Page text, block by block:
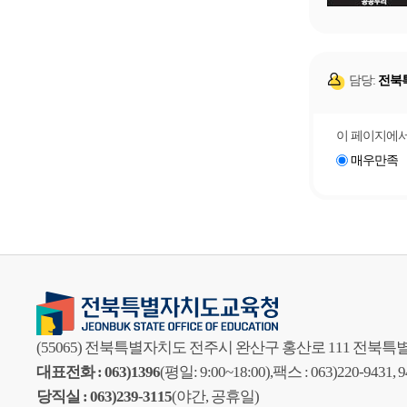
담당: 전북
이 페이지에
매우만족
(55065) 전북특별자치도 전주시 완산구 홍산로 111 전북특
대표전화 : 063)1396(평일: 9:00~18:00),팩스 : 063)220-9431,
당직실 : 063)239-3115(야간, 공휴일)